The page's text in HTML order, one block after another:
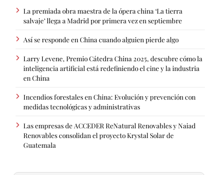
La premiada obra maestra de la ópera china ‘La tierra
salvaje’ llega a Madrid por primera vez en septiembre
Así se responde en China cuando alguien pierde algo
Larry Levene, Premio Cátedra China 2025, descubre cómo la
inteligencia artificial está redefiniendo el cine y la industria
en China
Incendios forestales en China: Evolución y prevención con
medidas tecnológicas y administrativas
Las empresas de ACCEDER ReNatural Renovables y Naiad
Renovables consolidan el proyecto Krystal Solar de
Guatemala